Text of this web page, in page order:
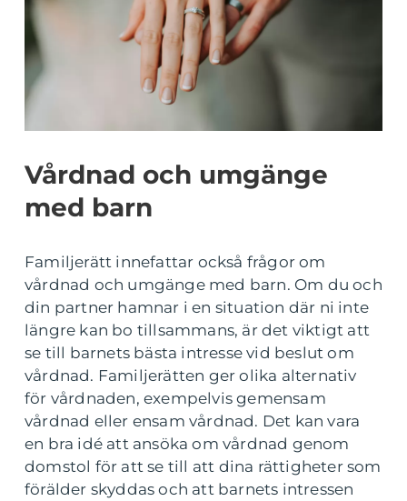
Vårdnad och umgänge
med barn
Familjerätt innefattar också frågor om
vårdnad och umgänge med barn. Om du och
din partner hamnar i en situation där ni inte
längre kan bo tillsammans, är det viktigt att
se till barnets bästa intresse vid beslut om
vårdnad. Familjerätten ger olika alternativ
för vårdnaden, exempelvis gemensam
vårdnad eller ensam vårdnad. Det kan vara
en bra idé att ansöka om vårdnad genom
domstol för att se till att dina rättigheter som
förälder skyddas och att barnets intressen